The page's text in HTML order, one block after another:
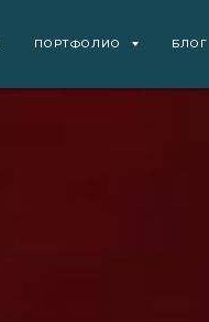
ПОРТФОЛИО БЛОГ